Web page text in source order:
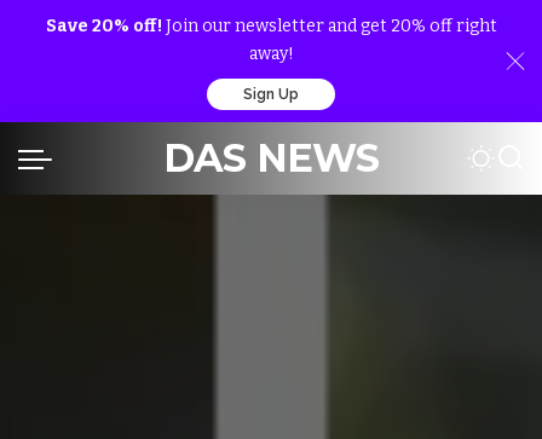
Save 20% off! Join our newsletter and get 20% off right
away!
Sign Up
DAS NEWS